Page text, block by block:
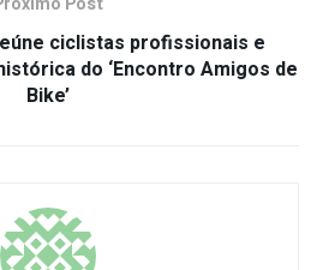
ciclistas profissionais e
do ‘Encontro Amigos de
Bike’